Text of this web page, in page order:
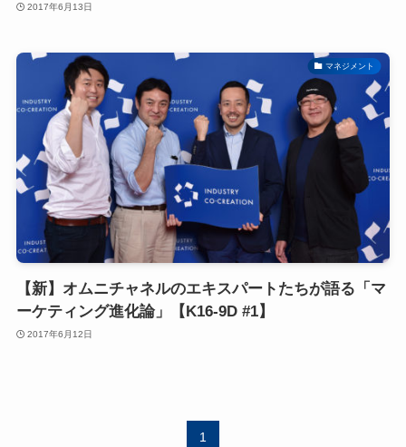
2017年6月13日
マネジメント
【新】オムニチャネルのエキスパートたちが語る「マ
ーケティング進化論」【K16-9D #1】
2017年6月12日
1